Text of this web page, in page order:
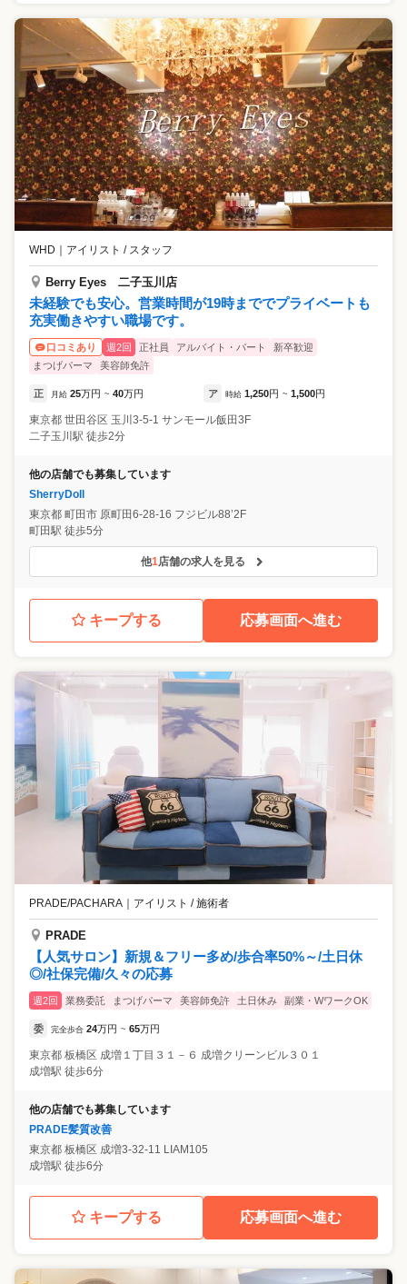
WHD アイリスト / スタッフ
Berry Eyes 二子玉川店
未経験でも安心。営業時間が19時まででプライベートも
充実働きやすい職場です。
口コミあり 週2回 正社員 アルバイト・パート
新卒歓迎
まつげパーマ
美容師免許
正 月給 25万円 ~ 40万円 ア 時給 1,250円 ~ 1,500円
東京都 世田谷区 玉川3-5-1 サンモール飯田3F
二子玉川駅 徒歩2分
他の店舗でも募集しています
SherryDoll
東京都 町田市 原町田6-28-16 フジビル88’2F
町田駅 徒歩5分
他1店舗の求人を見る
キープする 応募画面へ進む
PRADE/PACHARA アイリスト / 施術者
PRADE
【人気サロン】新規＆フリー多め/歩合率50%～/土日休
◎/社保完備/久々の応募
週2回 業務委託 まつげパーマ 美容師免許 土日休み 副業・WワークOK
委 完全歩合 24万円 ~ 65万円
東京都 板橋区 成増１丁目３１－６ 成増クリーンビル３０１
成増駅 徒歩6分
他の店舗でも募集しています
PRADE髪質改善
東京都 板橋区 成増3-32-11 LIAM105
成増駅 徒歩6分
キープする 応募画面へ進む